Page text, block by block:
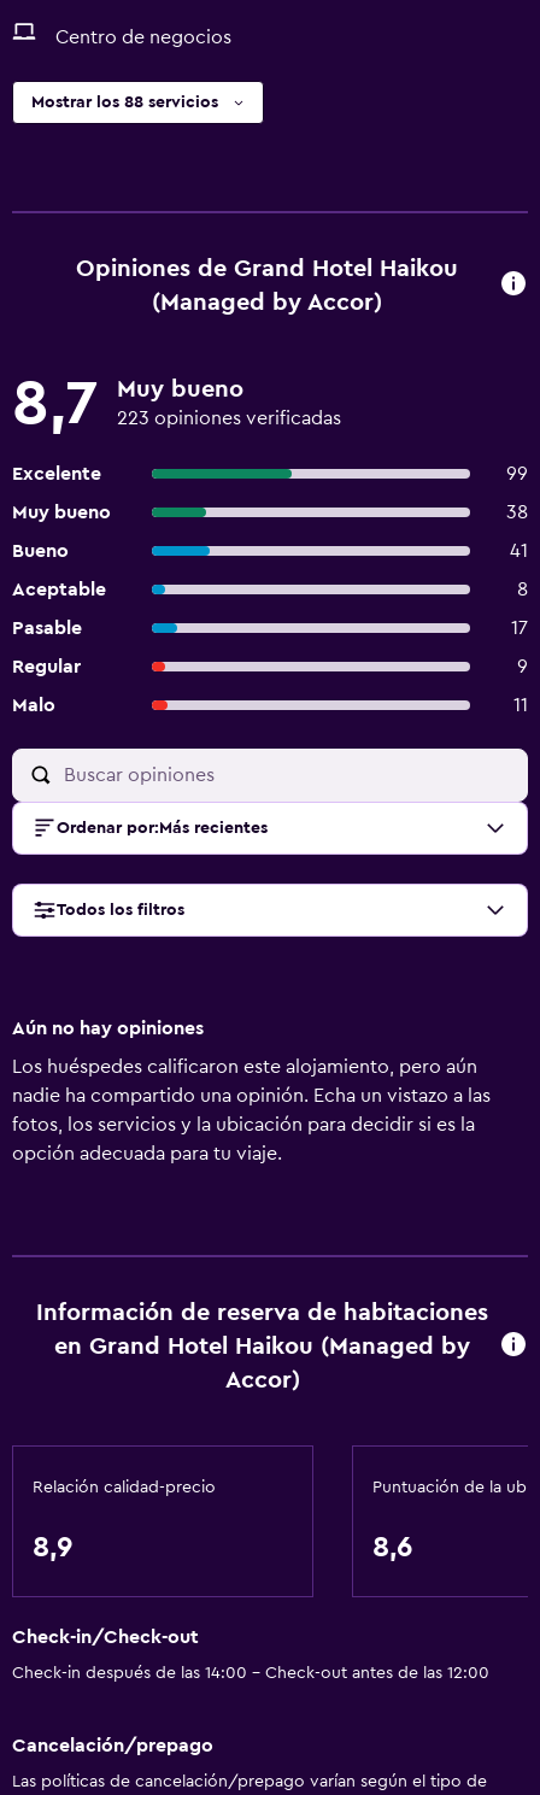
Centro de negocios
Mostrar los 88 servicios
Opiniones de Grand Hotel Haikou
(Managed by Accor)
8,7 Muy bueno
223 opiniones verificadas
Excelente
99
Muy bueno
38
Bueno
41
Aceptable
8
Pasable
17
Regular
9
Malo
11
Ordenar por: Más recientes
Todos los filtros
Aún no hay opiniones
Los huéspedes calificaron este alojamiento, pero aún
nadie ha compartido una opinión. Echa un vistazo a las
fotos, los servicios y la ubicación para decidir si es la
opción adecuada para tu viaje.
Información de reserva de habitaciones
en Grand Hotel Haikou (Managed by
Accor)
Relación calidad-precio
8,9
Puntuación de la
8,6
Check-in/Check-out
Check-in después de las 14:00 - Check-out antes de las 12:00
Cancelación/prepago
Las políticas de cancelación/prepago varían según el tipo de